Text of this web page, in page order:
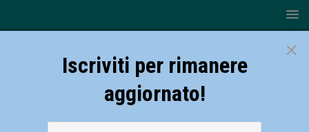
×
Iscriviti per rimanere
aggiornato!